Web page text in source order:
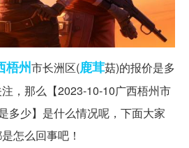
梧州市长洲区(鹿茸菇)的报价是多
，那么【2023-10-10广西梧州市
多少】是什么情况呢，下面大家
怎么回事吧！